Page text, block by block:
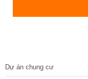
Dự án chung cư